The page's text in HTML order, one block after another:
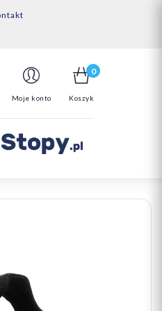
zwrot*
Moje konto
0
Koszyk